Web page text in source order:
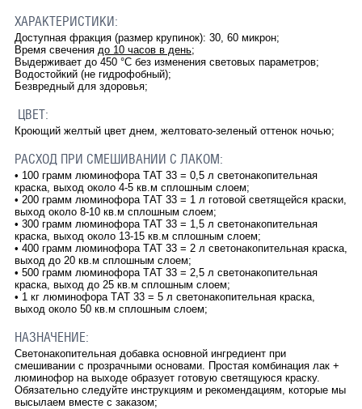
ХАРАКТЕРИСТИКИ:
Доступная фракция (размер крупинок): 30, 60 микрон;
Время свечения до 10 часов в день;
Выдерживает до 450 °C без изменения световых параметров;
Водостойкий (не гидрофобный);
Безвредный для здоровья;
ЦВЕТ:
Кроющий желтый цвет днем, желтовато-зеленый оттенок ночью;
РАСХОД ПРИ СМЕШИВАНИИ С ЛАКОМ:
• 100 грамм люминофора ТАТ 33 = 0,5 л светонакопительная
краска, выход около 4-5 кв.м сплошным слоем;
• 200 грамм люминофора ТАТ 33 = 1 л готовой светящейся краски,
выход около 8-10 кв.м сплошным слоем;
• 300 грамм люминофора ТАТ 33 = 1,5 л светонакопительная
краска, выход около 13-15 кв.м сплошным слоем;
• 400 грамм люминофора ТАТ 33 = 2 л светонакопительная краска,
выход до 20 кв.м сплошным слоем;
• 500 грамм люминофора ТАТ 33 = 2,5 л светонакопительная
краска, выход до 25 кв.м сплошным слоем;
• 1 кг люминофора ТАТ 33 = 5 л светонакопительная краска,
выход около 50 кв.м сплошным слоем;
НАЗНАЧЕНИЕ:
Светонакопительная добавка основной ингредиент при
смешивании с прозрачными основами. Простая комбинация лак +
люминофор на выходе образует готовую светящуюся краску.
Обязательно следуйте инструкциям и рекомендациям, которые мы
высылаем вместе с заказом;